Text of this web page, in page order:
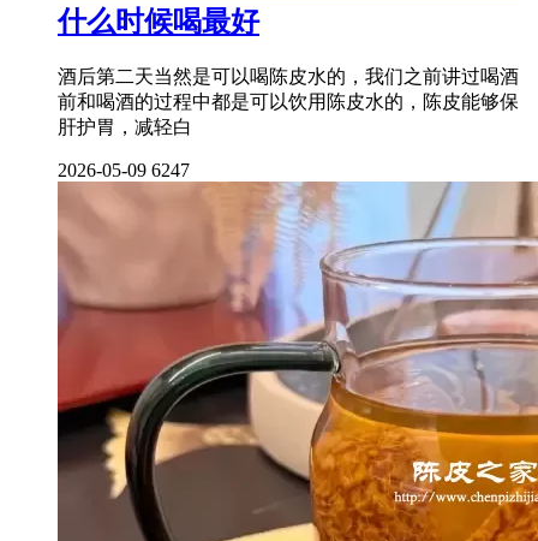
什么时候喝最好
酒后第二天当然是可以喝陈皮水的，我们之前讲过喝酒
前和喝酒的过程中都是可以饮用陈皮水的，陈皮能够保
肝护胃，减轻白
2026-05-09 6247